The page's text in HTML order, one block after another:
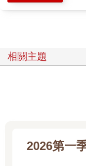
相關主題
2026第一